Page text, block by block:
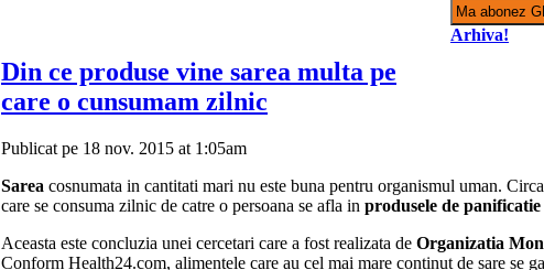
Arhiva!
Din ce produse vine sarea multa pe
care o cunsumam zilnic
Publicat pe 18 nov. 2015 at 1:05am
Sarea cosnumata in cantitati mari nu este buna pentru organismul uman.
care se consuma zilnic de catre o persoana se afla in produsele de panificatie
Aceasta este concluzia unei cercetari care a fost realizata de Organizatia
Conform Health24.com, alimentele care au cel mai mare continut de sare se